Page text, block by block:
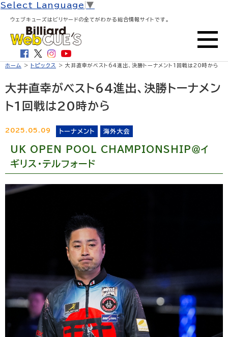
Select Language ▼
ウェブキューズはビリヤードの全てがわかる総合情報サイトです。
ホーム > トピックス > 大井直幸がベスト64進出、決勝トーナメント1回戦は20時から
大井直幸がベスト64進出、決勝トーナメン
ト1回戦は20時から
2025.05.09 トーナメント 海外大会
UK OPEN POOL CHAMPIONSHIP＠イ
ギリス・テルフォード